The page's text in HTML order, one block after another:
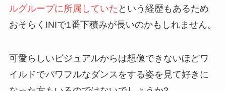
ルグループに所属していた という経歴もあるため
おそらくINIで1番下積みが長いのかもしれません。
可愛らしいビジュアルからは想像できないほどワ
イルドでパワフルなダンスをする姿を見て好きに